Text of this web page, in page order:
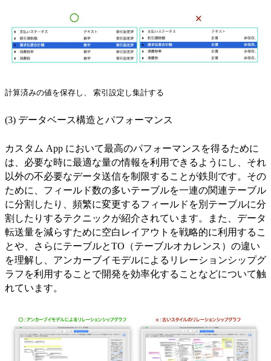
計算済みの値を保存し、 索引設定し集計する
(3) データベース構造とパフォーマンス
カスタム App において最高のパフォーマンスを得るために
は、必要な時に最適な量の情報を利用できるようにし、それ
以外の不必要なデータ送信を制限することが鉄則です。その
ために、フィールド数の多いテーブルを一連の関連テーブル
に分割したり、頻繁に変更するフィールドを別テーブルに分
割したりするテクニックが紹介されています。また、データ
転送量を減らすために空白レイアウトを戦略的に利用するこ
とや、さらにテーブルとTO（テーブルオカレンス）の違い
を理解し、アンカーブイモデルによるリレーションシップグ
ラフを利用することで開発を効率化することなどについて触
れています。